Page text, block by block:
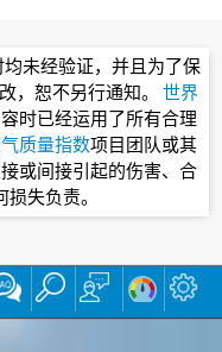
未经验证，并且为了保
，恕不另行通知。 世界
时已经运用了所有合理
质量指数项目团队或其
或间接引起的伤害、合
失负责。